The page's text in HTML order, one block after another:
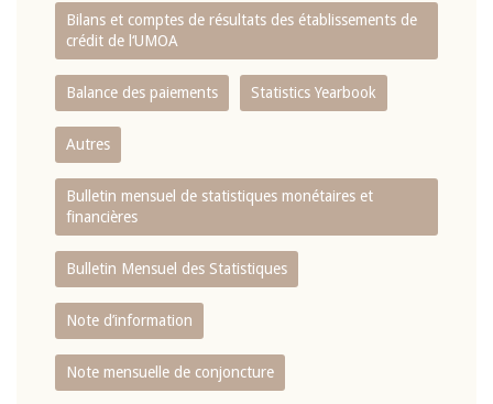
Bilans et comptes de résultats des établissements de
crédit de l‘UMOA
Balance des paiements Statistics Yearbook
Autres
Bulletin mensuel de statistiques monétaires et
financières
Bulletin Mensuel des Statistiques
Note d’information
Note mensuelle de conjoncture